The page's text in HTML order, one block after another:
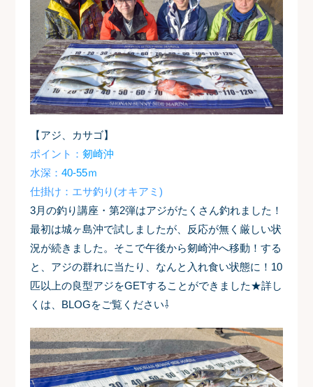
【アジ、カサゴ】
ポイント： 剱崎沖
水深： 40-55ｍ
仕掛け：エサ釣り(オキアミ)
3月の釣り講座・第2弾はアジがたくさん釣れました！
最初は城ヶ島沖で試しましたが、反応が無く厳しい状
況が続きました。そこで午後から剱崎沖へ移動！する
と、アジの群れに当たり、なんと入れ食い状態に！10
匹以上の良型アジをGETすることができました★詳し
くは、BLOGをご覧ください⇩